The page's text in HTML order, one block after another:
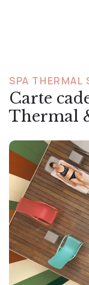
SPA THERMAL
Carte
Thermal